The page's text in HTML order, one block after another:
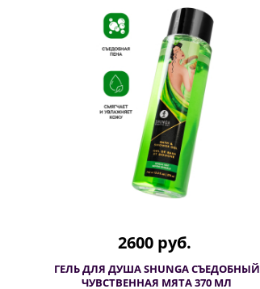
2600 руб.
ГЕЛЬ ДЛЯ ДУША SHUNGA СЪЕДОБНЫЙ
ЧУВСТВЕННАЯ МЯТА 370 МЛ